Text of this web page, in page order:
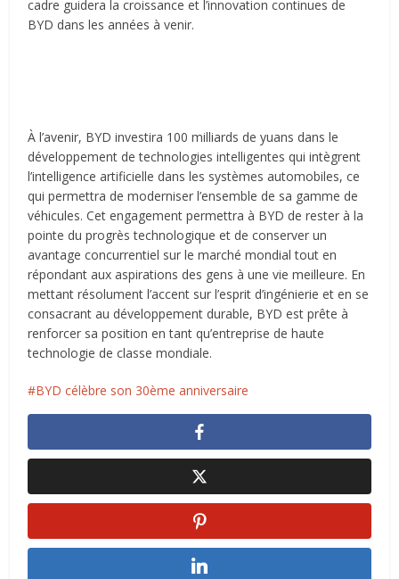
cadre guidera la croissance et l’innovation continues de
BYD dans les années à venir.
À l’avenir, BYD investira 100 milliards de yuans dans le
développement de technologies intelligentes qui intègrent
l’intelligence artificielle dans les systèmes automobiles, ce
qui permettra de moderniser l’ensemble de sa gamme de
véhicules. Cet engagement permettra à BYD de rester à la
pointe du progrès technologique et de conserver un
avantage concurrentiel sur le marché mondial tout en
répondant aux aspirations des gens à une vie meilleure. En
mettant résolument l’accent sur l’esprit d’ingénierie et en se
consacrant au développement durable, BYD est prête à
renforcer sa position en tant qu’entreprise de haute
technologie de classe mondiale.
BYD célèbre son 30ème anniversaire